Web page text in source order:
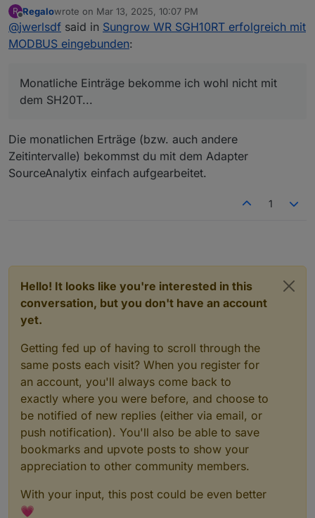
Könntest du mir bitte diese View zur Verfügung
stellen? Danke!
Monatliche Einträge bekomme ich wohl nicht mit dem
SH20T...
R
Offline
Regalowrote on Mar 13, 2025, 10:07 PM
last edited by
@jwerlsdf said in Sungrow WR SGH10RT erfolgreich mit
MODBUS eingebunden:
Monatliche Einträge bekomme ich wohl nicht mit
dem SH20T...
Die monatlichen Erträge (bzw. auch andere
Zeitintervalle) bekommst du mit dem Adapter
SourceAnalytix einfach aufgearbeitet.
1
Hello! It looks like you're interested in this
conversation, but you don't have an account
yet.
Getting fed up of having to scroll through the
same posts each visit? When you register for
an account, you'll always come back to
exactly where you were before, and choose to
be notified of new replies (either via email, or
push notification). You'll also be able to save
bookmarks and upvote posts to show your
appreciation to other community members.
With your input, this post could be even better
💗